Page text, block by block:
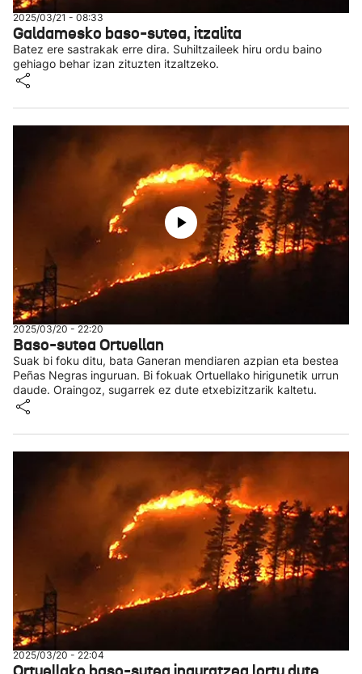
2025/03/21 - 08:33
Galdamesko baso-sutea, itzalita
Batez ere sastrakak erre dira. Suhiltzaileek hiru ordu baino
gehiago behar izan zituzten itzaltzeko.
2025/03/20 - 22:20
Baso-sutea Ortuellan
Suak bi foku ditu, bata Ganeran mendiaren azpian eta bestea
Peñas Negras inguruan. Bi fokuak Ortuellako hirigunetik urrun
daude. Oraingoz, sugarrek ez dute etxebizitzarik kaltetu.
2025/03/20 - 22:04